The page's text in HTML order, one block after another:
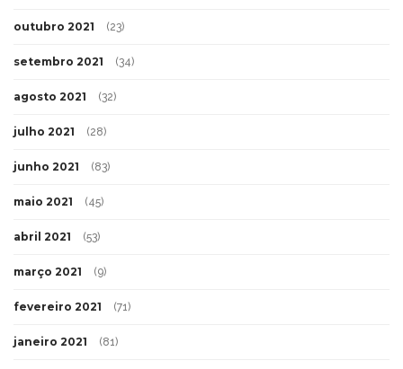
outubro 2021 (23)
setembro 2021 (34)
agosto 2021 (32)
julho 2021 (28)
junho 2021 (83)
maio 2021 (45)
abril 2021 (53)
março 2021 (9)
fevereiro 2021 (71)
janeiro 2021 (81)